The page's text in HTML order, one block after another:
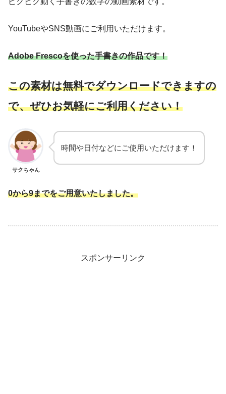
YouTubeやSNS動画にご利用いただけます。
Adobe Frescoを使った手書きの作品です！
この素材は無料でダウンロードできますの
で、ぜひお気軽にご利用ください！
サクちゃん
時間や日付などにご使用いただけます！
0から9までをご用意いたしました。
スポンサーリンク